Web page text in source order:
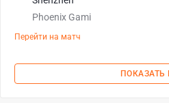
Phoenix Gami
Перейти на матч
ПОКАЗАТЬ